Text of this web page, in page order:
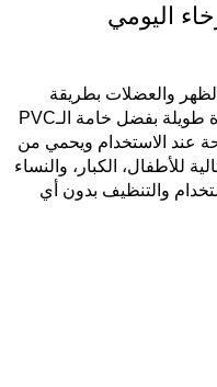
اليومي
والعضلات بطريقة
طبيعية وآمنة. تحافظ على الحرارة لفترة طويلة بفضل خامة الـPVC
عند الاستخدام ويحمي من
للأطفال، الكبار، والنساء
والتنظيف بدون أي